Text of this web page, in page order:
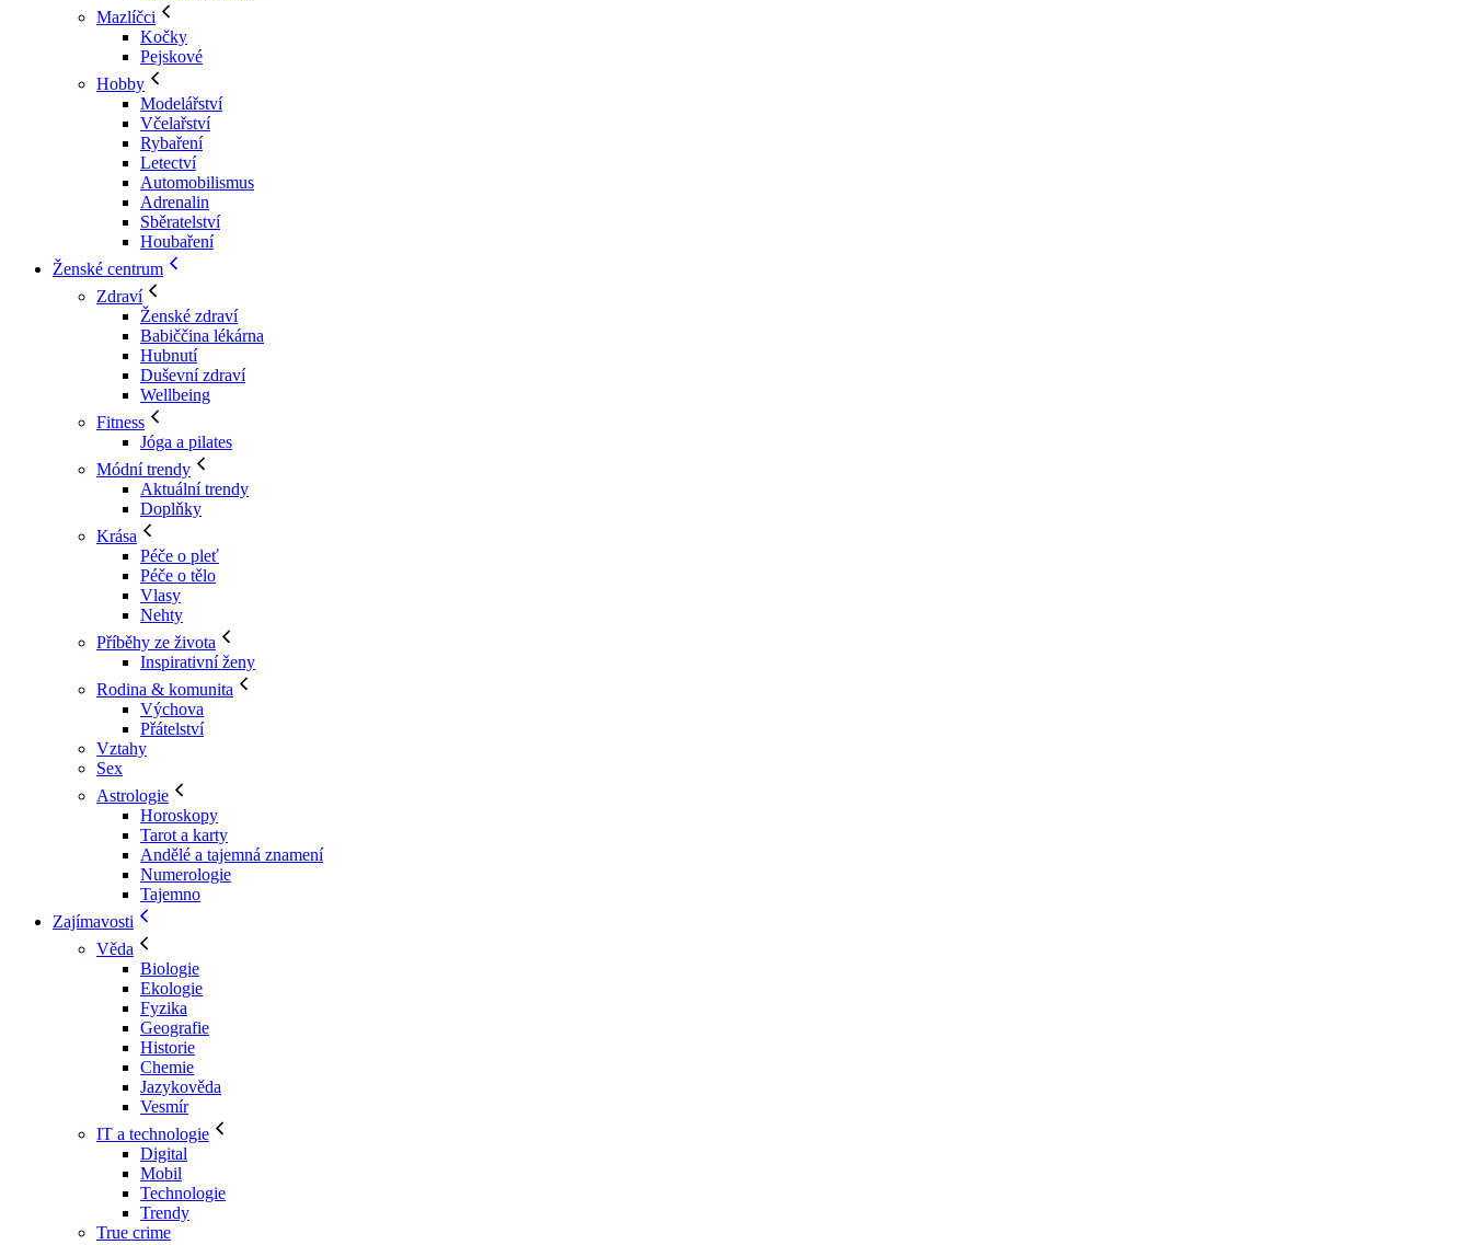
Mazlíčci
Kočky
Pejskové
Hobby
Modelářství
Včelařství
Rybaření
Letectví
Automobilismus
Adrenalin
Sběratelství
Houbaření
Ženské centrum
Zdraví
Ženské zdraví
Babiččina lékárna
Hubnutí
Duševní zdraví
Wellbeing
Fitness
Jóga a pilates
Módní trendy
Aktuální trendy
Doplňky
Krása
Péče o pleť
Péče o tělo
Vlasy
Nehty
Příběhy ze života
Inspirativní ženy
Rodina & komunita
Výchova
Přátelství
Vztahy
Sex
Astrologie
Horoskopy
Tarot a karty
Andělé a tajemná znamení
Numerologie
Tajemno
Zajímavosti
Věda
Biologie
Ekologie
Fyzika
Geografie
Historie
Chemie
Jazykověda
Vesmír
IT a technologie
Digital
Mobil
Technologie
Trendy
True crime